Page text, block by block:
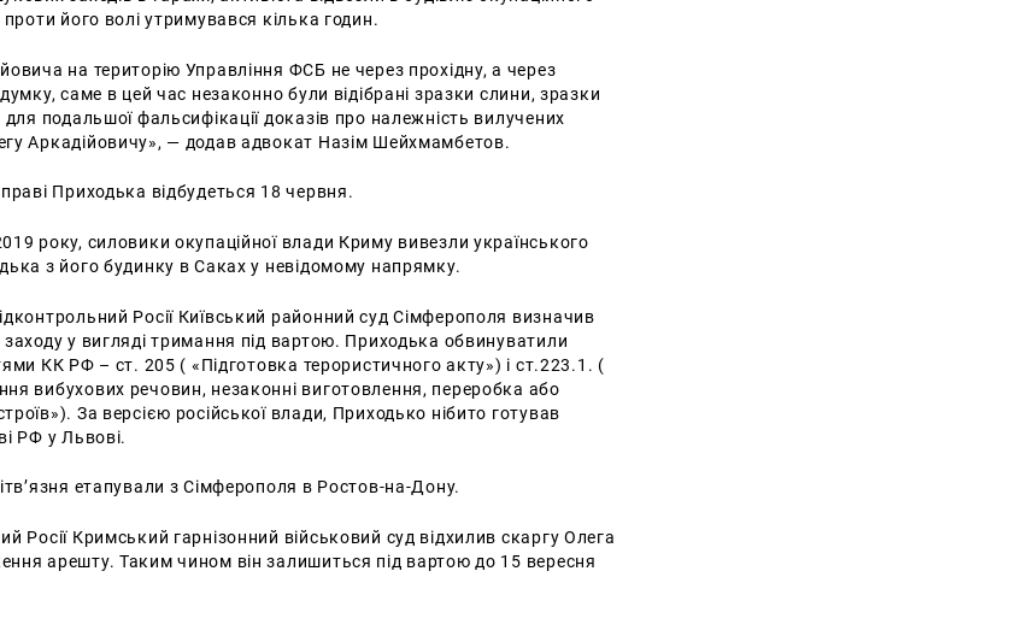
його волі утримувався кілька годин.
на територію Управління ФСБ не через прохідну, а через
саме в цей час незаконно були відібрані зразки слини, зразки
для подальшої фальсифікації доказів про належність вилучених
Аркадійовичу», — додав адвокат Назім Шейхмамбетов.
Приходька відбудеться 18 червня.
року, силовики окупаційної влади Криму вивезли українського
з його будинку в Саках у невідомому напрямку.
Росії Київський районний суд Сімферополя визначив
у вигляді тримання під вартою. Приходька обвинуватили
КК РФ – ст. 205 ( «Підготовка терористичного акту») і ст.223.1. (
вибухових речовин, незаконні виготовлення, переробка або
За версією російської влади, Приходько нібито готував
РФ у Львові.
етапували з Сімферополя в Ростов-на-Дону.
Росії Кримський гарнізонний військовий суд відхилив скаргу Олега
арешту. Таким чином він залишиться під вартою до 15 вересня